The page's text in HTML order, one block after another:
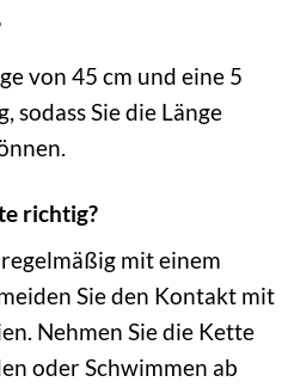
von 45 cm und eine 5
sodass Sie die Länge
richtig?
mit einem
Sie den Kontakt mit
Nehmen Sie die Kette
oder Schwimmen ab